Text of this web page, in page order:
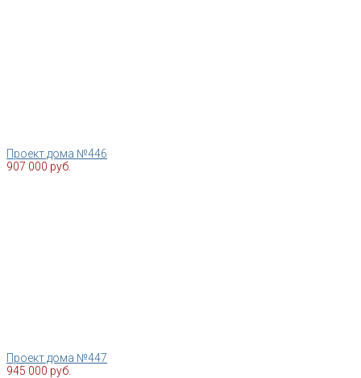
Проект дома №446
907 000 руб.
Проект дома №447
945 000 руб.